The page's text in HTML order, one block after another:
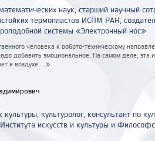
наук, старший научный
термопластов ИСПМ РАН,
системы «Электронный нос»
человека к робото-техническому
добавить эмоциональное. На самом деле, эта
в воздухе...»
культуры, культуролог, консультант по
искусств и культуры и